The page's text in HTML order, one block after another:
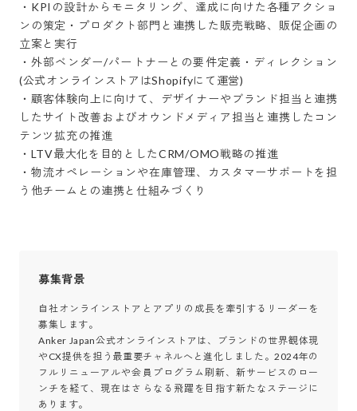
・KPIの設計からモニタリング、達成に向けた各種アクショ
ンの策定・プロダクト部門と連携した販売戦略、販促企画の
立案と実行
・外部ベンダー/パートナーとの要件定義・ディレクション
(公式オンラインストアはShopifyにて運営)
・顧客体験向上に向けて、デザイナーやブランド担当と連携
したサイト改善およびオウンドメディア担当と連携したコン
テンツ拡充の推進
・LTV最大化を目的としたCRM/OMO戦略の推進
・物流オペレーションや在庫管理、カスタマーサポートを担
う他チームとの連携と仕組みづくり
募集背景
自社オンラインストアとアプリの成長を牽引するリーダーを
募集します。
Anker Japan公式オンラインストアは、ブランドの世界観体現
やCX提供を担う最重要チャネルへと進化しました。2024年の
フルリニューアルや会員プログラム刷新、新サービスのロー
ンチを経て、現在はさらなる飛躍を目指す新たなステージに
あります。